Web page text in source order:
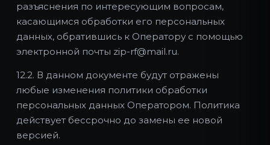
разъяснения по интересующим вопросам,
касающимся обработки его персональных
данных, обратившись к Оператору с помощью
электронной почты zip-rf@mail.ru.
12.2. В данном документе будут отражены
любые изменения политики обработки
персональных данных Оператором. Политика
действует бессрочно до замены ее новой
версией.